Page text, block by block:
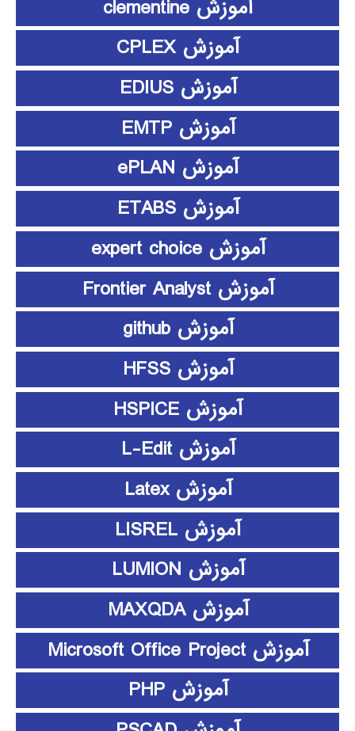
آموزش clementine
آموزش CPLEX
آموزش EDIUS
آموزش EMTP
آموزش ePLAN
آموزش ETABS
آموزش expert choice
آموزش Frontier Analyst
آموزش github
آموزش HFSS
آموزش HSPICE
آموزش L-Edit
آموزش Latex
آموزش LISREL
آموزش LUMION
آموزش MAXQDA
آموزش Microsoft Office Project
آموزش PHP